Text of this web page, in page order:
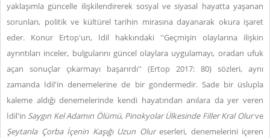
yaklaşımla güncelle ilişkilendirerek sosyal ve siyasal hayatta yaşanan
sorunları, politik ve kültürel tarihin mirasına dayanarak okura işaret
eder. Konur Ertop'un, İdil hakkındaki ''Geçmişin olaylarına ilişkin
ayrıntıları inceler, bulgularını güncel olaylara uygulamayı, oradan ufuk
açan sonuçlar çıkarmayı başarırdı'' (Ertop 2017: 80) sözleri, aynı
zamanda İdil'in denemelerine de bir göndermedir. Sade bir üslupla
kaleme aldığı denemelerinde kendi hayatından anılara da yer veren
İdil'in Saygın Kel Adamın Ölümü, Pinokyolar Ülkesinde Filler Kral Olurve
Şeytanla Çorba İçenin Kaşığı Uzun Olureserleri, denemelerini içeren